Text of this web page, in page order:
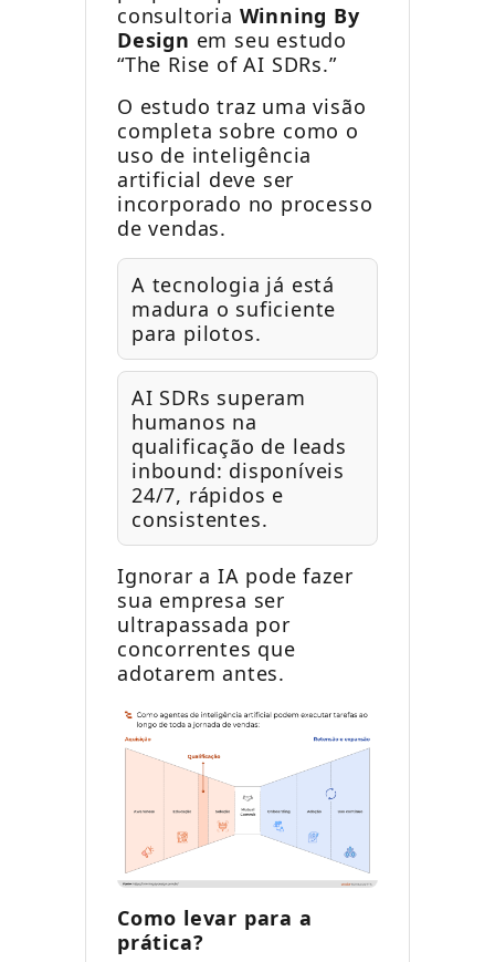
consultoria Winning By
Design em seu estudo
“The Rise of AI SDRs.”
O estudo traz uma visão
completa sobre como o
uso de inteligência
artificial deve ser
incorporado no processo
de vendas.
A tecnologia já está
madura o suficiente
para pilotos.
AI SDRs superam
humanos na
qualificação de leads
inbound: disponíveis
24/7, rápidos e
consistentes.
Ignorar a IA pode fazer
sua empresa ser
ultrapassada por
concorrentes que
adotarem antes.
Como levar para a
prática?